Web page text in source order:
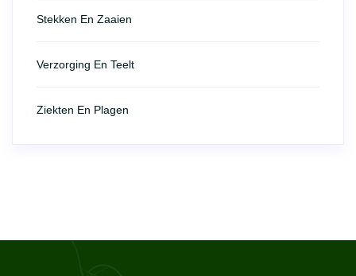
Stekken En Zaaien
Verzorging En Teelt
Ziekten En Plagen